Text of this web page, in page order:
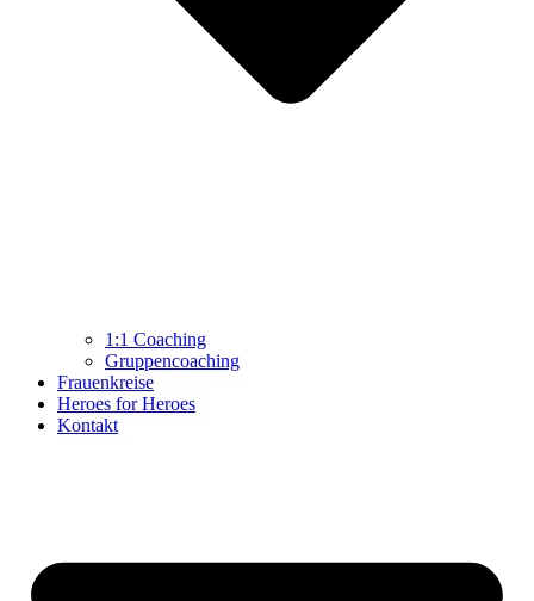
1:1 Coaching
Gruppencoaching
Frauenkreise
Heroes for Heroes
Kontakt